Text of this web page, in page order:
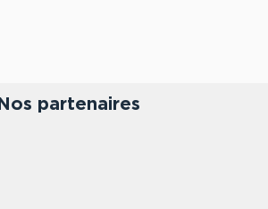
Nos partenaires